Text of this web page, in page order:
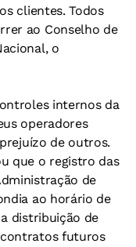
clientes. Todos
ao Conselho de
o
internos da
operadores
de outros.
que o registro das
de
ao horário de
distribuição de
contratos futuros